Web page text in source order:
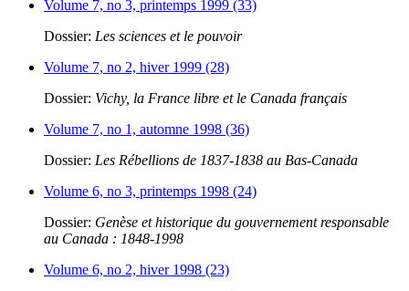
Volume 7, no 3, printemps 1999 (33)
Dossier: Les sciences et le pouvoir
Volume 7, no 2, hiver 1999 (28)
Dossier: Vichy, la France libre et le Canada français
Volume 7, no 1, automne 1998 (36)
Dossier: Les Rébellions de 1837-1838 au Bas-Canada
Volume 6, no 3, printemps 1998 (24)
Dossier: Genèse et historique du gouvernement responsable
au Canada : 1848-1998
Volume 6, no 2, hiver 1998 (23)